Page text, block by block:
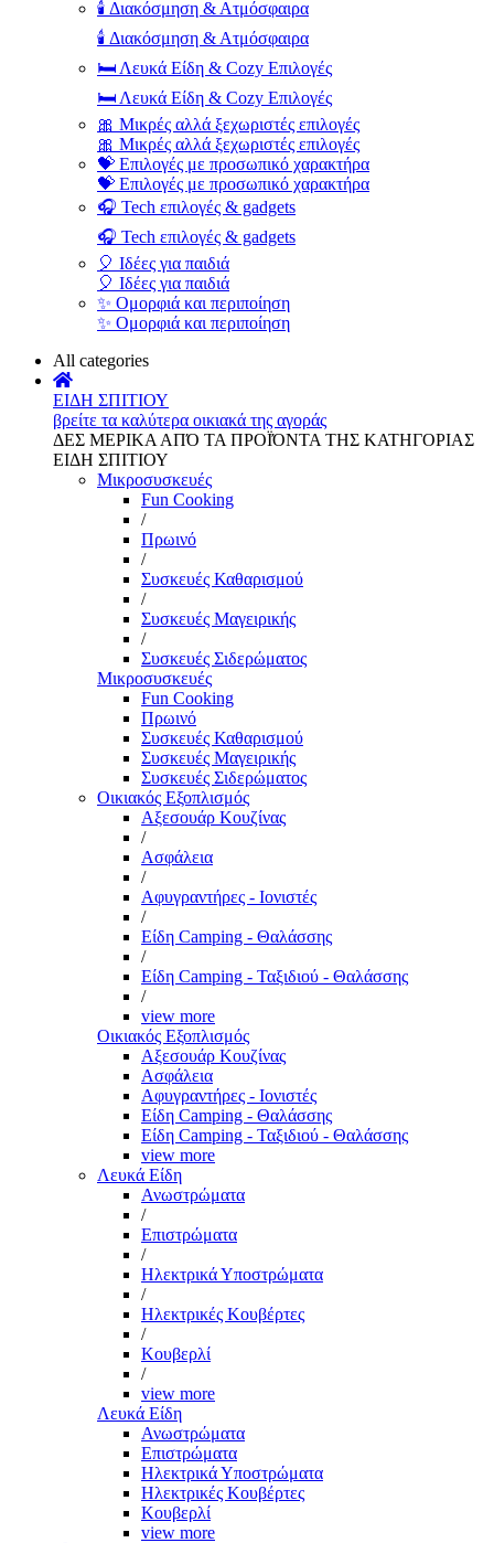
🕯️ Διακόσμηση & Ατμόσφαιρα
🕯️ Διακόσμηση & Ατμόσφαιρα
🛏️ Λευκά Είδη & Cozy Επιλογές
🛏️ Λευκά Είδη & Cozy Επιλογές
🎀 Μικρές αλλά ξεχωριστές επιλογές
🎀 Μικρές αλλά ξεχωριστές επιλογές
💝 Επιλογές με προσωπικό χαρακτήρα
💝 Επιλογές με προσωπικό χαρακτήρα
🎧 Tech επιλογές & gadgets
🎧 Tech επιλογές & gadgets
🎈 Ιδέες για παιδιά
🎈 Ιδέες για παιδιά
✨ Ομορφιά και περιποίηση
✨ Ομορφιά και περιποίηση
All categories
ΕΙΔΗ ΣΠΙΤΙΟΥ
βρείτε τα καλύτερα οικιακά της αγοράς
ΔΕΣ ΜΕΡΙΚΑ ΑΠΌ ΤΑ ΠΡΟΪΌΝΤΑ ΤΗΣ ΚΑΤΗΓΟΡΙΑΣ
ΕΙΔΗ ΣΠΙΤΙΟΥ
Μικροσυσκευές
Fun Cooking
/
Πρωινό
/
Συσκευές Καθαρισμού
/
Συσκευές Μαγειρικής
/
Συσκευές Σιδερώματος
Μικροσυσκευές
Fun Cooking
Πρωινό
Συσκευές Καθαρισμού
Συσκευές Μαγειρικής
Συσκευές Σιδερώματος
Οικιακός Εξοπλισμός
Αξεσουάρ Κουζίνας
/
Ασφάλεια
/
Αφυγραντήρες - Ιονιστές
/
Είδη Camping - Θαλάσσης
/
Είδη Camping - Ταξιδιού - Θαλάσσης
/
view more
Οικιακός Εξοπλισμός
Αξεσουάρ Κουζίνας
Ασφάλεια
Αφυγραντήρες - Ιονιστές
Είδη Camping - Θαλάσσης
Είδη Camping - Ταξιδιού - Θαλάσσης
view more
Λευκά Είδη
Ανωστρώματα
/
Επιστρώματα
/
Ηλεκτρικά Υποστρώματα
/
Ηλεκτρικές Κουβέρτες
/
Κουβερλί
/
view more
Λευκά Είδη
Ανωστρώματα
Επιστρώματα
Ηλεκτρικά Υποστρώματα
Ηλεκτρικές Κουβέρτες
Κουβερλί
view more